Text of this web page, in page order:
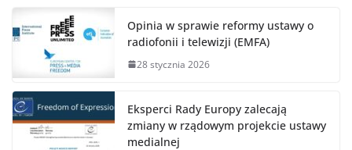
Opinia w sprawie reformy ustawy o
radiofonii i telewizji (EMFA)
28 stycznia 2026
Eksperci Rady Europy zalecają
zmiany w rządowym projekcie ustawy
medialnej